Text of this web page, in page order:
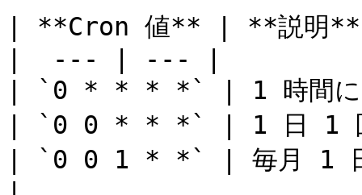
| **Cron 値** | **説明
|  --- | --- |
| `0 * * * *` | 1 時間に
| `0 0 * * *` | 1 日 1 回
| `0 0 1 * *` | 毎月 1 日